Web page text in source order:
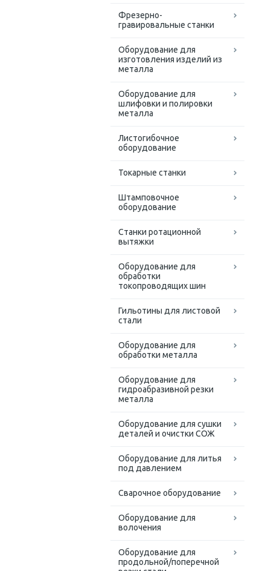
Фрезерно-
гравировальные станки
Оборудование для
изготовления изделий из
металла
Оборудование для
шлифовки и полировки
металла
Листогибочное
оборудование
Токарные станки
Штамповочное
оборудование
Станки ротационной
вытяжки
Оборудование для
обработки
токопроводящих шин
Гильотины для листовой
стали
Оборудование для
обработки металла
Оборудование для
гидроабразивной резки
металла
Оборудование для сушки
деталей и очистки СОЖ
Оборудование для литья
под давлением
Сварочное оборудование
Оборудование для
волочения
Оборудование для
продольной/поперечной